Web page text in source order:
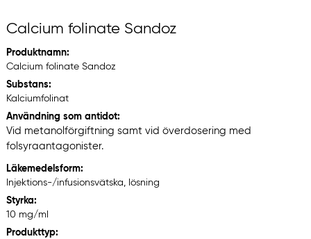
Calcium folinate Sandoz
Produktnamn:
Calcium folinate Sandoz
Substans:
Kalciumfolinat
Användning som antidot:
Vid metanolförgiftning samt vid överdosering med
folsyraantagonister.
Läkemedelsform:
Injektions-/infusionsvätska, lösning
Styrka:
10 mg/ml
Produkttyp: